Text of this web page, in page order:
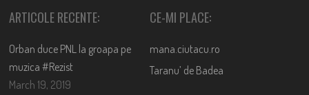
ARTICOLE RECENTE:
Orban duce PNL la groapa pe
muzica #Rezist
March 19, 2019
CE-MI PLACE:
mana.ciutacu.ro
Taranu’ de Badea